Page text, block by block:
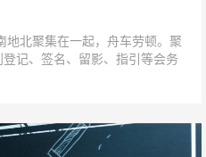
地北聚集在一起，舟车劳顿。聚
记、签名、留影、指引等会务